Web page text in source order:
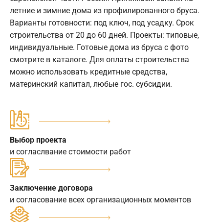
летние и зимние дома из профилированного бруса.
Варианты готовности: под ключ, под усадку. Срок
строительства от 20 до 60 дней. Проекты: типовые,
индивидуальные. Готовые дома из бруса с фото
смотрите в каталоге. Для оплаты строительства
можно использовать кредитные средства,
материнский капитал, любые гос. субсидии.
Выбор проекта
и согласлвание стоимости работ
Заключение договора
и согласование всех организационных моментов